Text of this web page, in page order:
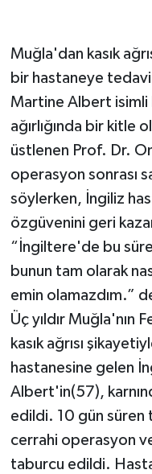
Muğla'dan kasık
bir hastaneye
Martine Albert isimli
ağırlığında bir kitle
üstlenen Prof. Dr.
operasyon sonrası
söylerken, İngiliz
özgüvenini geri
“İngiltere'de bu
bunun tam olarak
emin olamazdım.”
Üç yıldır Muğla'nın
kasık ağrısı
hastanesine gelen
Albert'in(57),
edildi. 10 gün süren
cerrahi operasyon
taburcu edildi.